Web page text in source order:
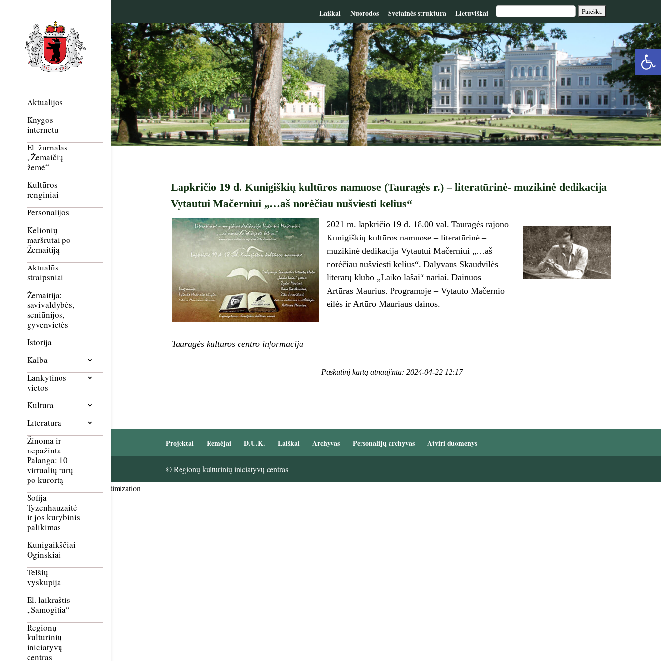
Laiškai Nuorodos Svetainės struktūra Lietuviškai
Aktualijos
Knygos
internetu
El. žurnalas
„Žemaičių
žemė“
Kultūros
renginiai
Personalijos
Kelionių
maršrutai po
Žemaitiją
Aktualūs
straipsniai
Žemaitija:
savivaldybės,
seniūnijos,
gyvenvietės
Istorija
Kalba
Lankytinos
vietos
Kultūra
Literatūra
Žinoma ir
nepažinta
Palanga: 10
virtualių turų
po kurortą
Sofija
Tyzenhauzaitė
ir jos kūrybinis
palikimas
Kunigaikščiai
Oginskiai
Telšių
vyskupija
El. laikraštis
„Samogitia“
Regionų
kultūrinių
iniciatyvų
centras
Lapkričio 19 d. Kunigiškių kultūros namuose (Tauragės r.) – literatūrinė- muzikinė dedikacija
Vytautui Mačerniui „…aš norėčiau nušviesti kelius“
2021 m. lapkričio 19 d. 18.00 val. Tauragės rajono
Kunigiškių kultūros namuose – literatūrinė –
muzikinė dedikacija Vytautui Mačerniui „…aš
norėčiau nušviesti kelius“. Dalyvaus Skaudvilės
literatų klubo „Laiko lašai“ nariai. Dainuos
Artūras Maurius. Programoje – Vytauto Mačernio
eilės ir Artūro Mauriaus dainos.
Tauragės kultūros centro informacija
Paskutinį kartą atnaujinta: 2024-04-22 12:17
Projektai Remėjai D.U.K. Laiškai Archyvas Personalijų archyvas Atviri duomenys
© Regionų kultūrinių iniciatyvų centras
Smush Image Compression and Optimization